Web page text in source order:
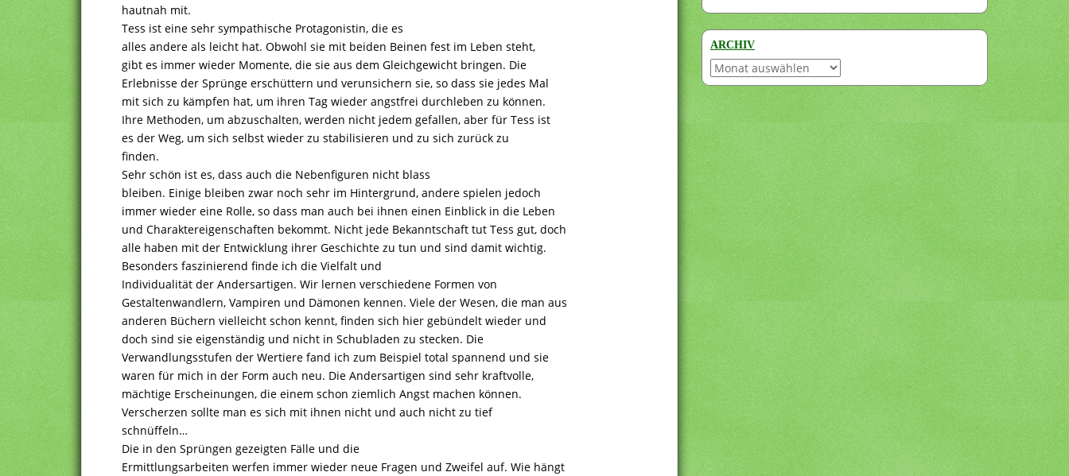
hautnah mit.
Tess ist eine sehr sympathische Protagonistin, die es
alles andere als leicht hat. Obwohl sie mit beiden Beinen fest im Leben steht,
gibt es immer wieder Momente, die sie aus dem Gleichgewicht bringen. Die
Erlebnisse der Sprünge erschüttern und verunsichern sie, so dass sie jedes Mal
mit sich zu kämpfen hat, um ihren Tag wieder angstfrei durchleben zu können.
Ihre Methoden, um abzuschalten, werden nicht jedem gefallen, aber für Tess ist
es der Weg, um sich selbst wieder zu stabilisieren und zu sich zurück zu
finden.
Sehr schön ist es, dass auch die Nebenfiguren nicht blass
bleiben. Einige bleiben zwar noch sehr im Hintergrund, andere spielen jedoch
immer wieder eine Rolle, so dass man auch bei ihnen einen Einblick in die Leben
und Charaktereigenschaften bekommt. Nicht jede Bekanntschaft tut Tess gut, doch
alle haben mit der Entwicklung ihrer Geschichte zu tun und sind damit wichtig.
Besonders faszinierend finde ich die Vielfalt und
Individualität der Andersartigen. Wir lernen verschiedene Formen von
Gestaltenwandlern, Vampiren und Dämonen kennen. Viele der Wesen, die man aus
anderen Büchern vielleicht schon kennt, finden sich hier gebündelt wieder und
doch sind sie eigenständig und nicht in Schubladen zu stecken. Die
Verwandlungsstufen der Wertiere fand ich zum Beispiel total spannend und sie
waren für mich in der Form auch neu. Die Andersartigen sind sehr kraftvolle,
mächtige Erscheinungen, die einem schon ziemlich Angst machen können.
Verscherzen sollte man es sich mit ihnen nicht und auch nicht zu tief
schnüffeln…
Die in den Sprüngen gezeigten Fälle und die
Ermittlungsarbeiten werfen immer wieder neue Fragen und Zweifel auf. Wie hängt
ARCHIV
Archiv